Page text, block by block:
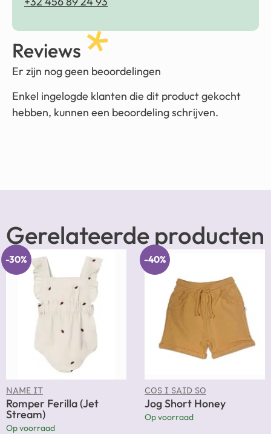
Reviews
Er zijn nog geen beoordelingen
Enkel ingelogde klanten die dit product gekocht
hebben, kunnen een beoordeling schrijven.
Gerelateerde producten
-30%
NAME IT
Romper Ferilla (Jet
Stream)
Op voorraad
-40%
COS I SAID SO
Jog Short Honey
Op voorraad